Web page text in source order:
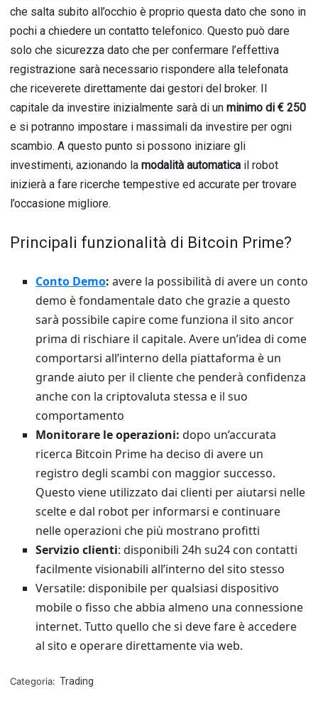
che salta subito all’occhio è proprio questa dato che sono in
pochi a chiedere un contatto telefonico. Questo può dare
solo che sicurezza dato che per confermare l’effettiva
registrazione sarà necessario rispondere alla telefonata
che riceverete direttamente dai gestori del broker. Il
capitale da investire inizialmente sarà di un minimo di € 250
e si potranno impostare i massimali da investire per ogni
scambio. A questo punto si possono iniziare gli
investimenti, azionando la modalità automatica il robot
inizierà a fare ricerche tempestive ed accurate per trovare
l’occasione migliore.
Principali funzionalità di Bitcoin Prime?
Conto Demo: avere la possibilità di avere un conto
demo è fondamentale dato che grazie a questo
sarà possibile capire come funziona il sito ancor
prima di rischiare il capitale. Avere un’idea di come
comportarsi all’interno della piattaforma è un
grande aiuto per il cliente che penderà confidenza
anche con la criptovaluta stessa e il suo
comportamento
Monitorare le operazioni: dopo un’accurata
ricerca Bitcoin Prime ha deciso di avere un
registro degli scambi con maggior successo.
Questo viene utilizzato dai clienti per aiutarsi nelle
scelte e dal robot per informarsi e continuare
nelle operazioni che più mostrano profitti
Servizio clienti: disponibili 24h su24 con contatti
facilmente visionabili all’interno del sito stesso
Versatile: disponibile per qualsiasi dispositivo
mobile o fisso che abbia almeno una connessione
internet. Tutto quello che si deve fare è accedere
al sito e operare direttamente via web.
Categoria: Trading